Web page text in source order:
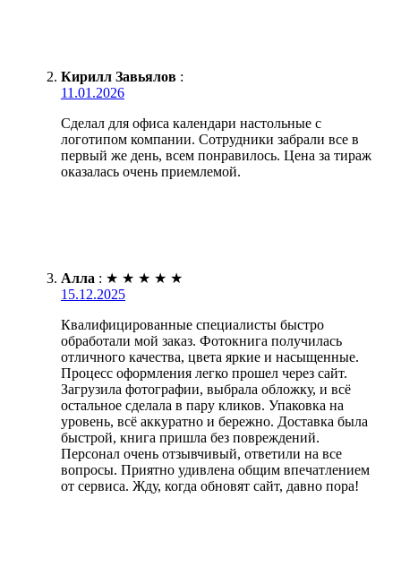
Кирилл Завьялов :
11.01.2026
Сделал для офиса календари настольные с
логотипом компании. Сотрудники забрали все в
первый же день, всем понравилось. Цена за тираж
оказалась очень приемлемой.
Алла : ★ ★ ★ ★ ★
15.12.2025
Квалифицированные специалисты быстро
обработали мой заказ. Фотокнига получилась
отличного качества, цвета яркие и насыщенные.
Процесс оформления легко прошел через сайт.
Загрузила фотографии, выбрала обложку, и всё
остальное сделала в пару кликов. Упаковка на
уровень, всё аккуратно и бережно. Доставка была
быстрой, книга пришла без повреждений.
Персонал очень отзывчивый, ответили на все
вопросы. Приятно удивлена общим впечатлением
от сервиса. Жду, когда обновят сайт, давно пора!